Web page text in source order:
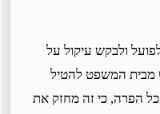
ולבקש עיקול על
מבית המשפט להטיל
הפרה, כי זה מחזק את